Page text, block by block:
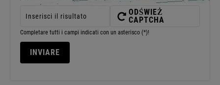
ODŚWIEŻ
CAPTCHA
Completare tutti i campi indicati con un asterisco (*)!